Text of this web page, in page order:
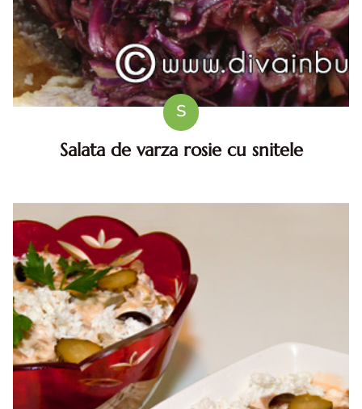
S
Salata de varza rosie cu snitele
rosie cu snitele reteta diva in bucatarie